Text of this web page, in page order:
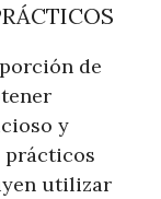
de
y
prácticos
utilizar